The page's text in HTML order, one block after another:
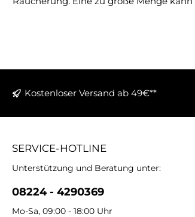
Kostenloser Versand ab 49€**
SERVICE-HOTLINE
Unterstützung und Beratung unter:
08224 - 4290369
Mo-Sa, 09:00 - 18:00 Uhr